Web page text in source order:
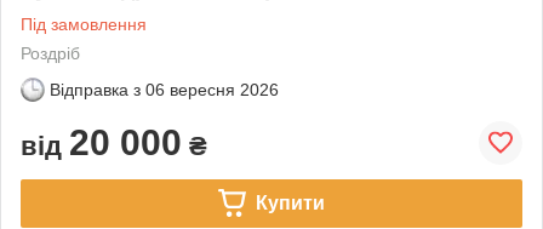
Під замовлення
Роздріб
Відправка з 06 вересня 2026
від 20 000 ₴
Купити